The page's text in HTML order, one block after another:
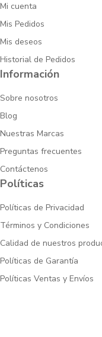
Mi cuenta
Mis Pedidos
Mis deseos
Historial de Pedidos
Información
Sobre nosotros
Blog
Nuestras Marcas
Preguntas frecuentes
Contáctenos
Políticas
Políticas de Privacidad
Términos y Condiciones
Calidad de nuestros
Políticas de Garantía
Políticas Ventas y Envíos